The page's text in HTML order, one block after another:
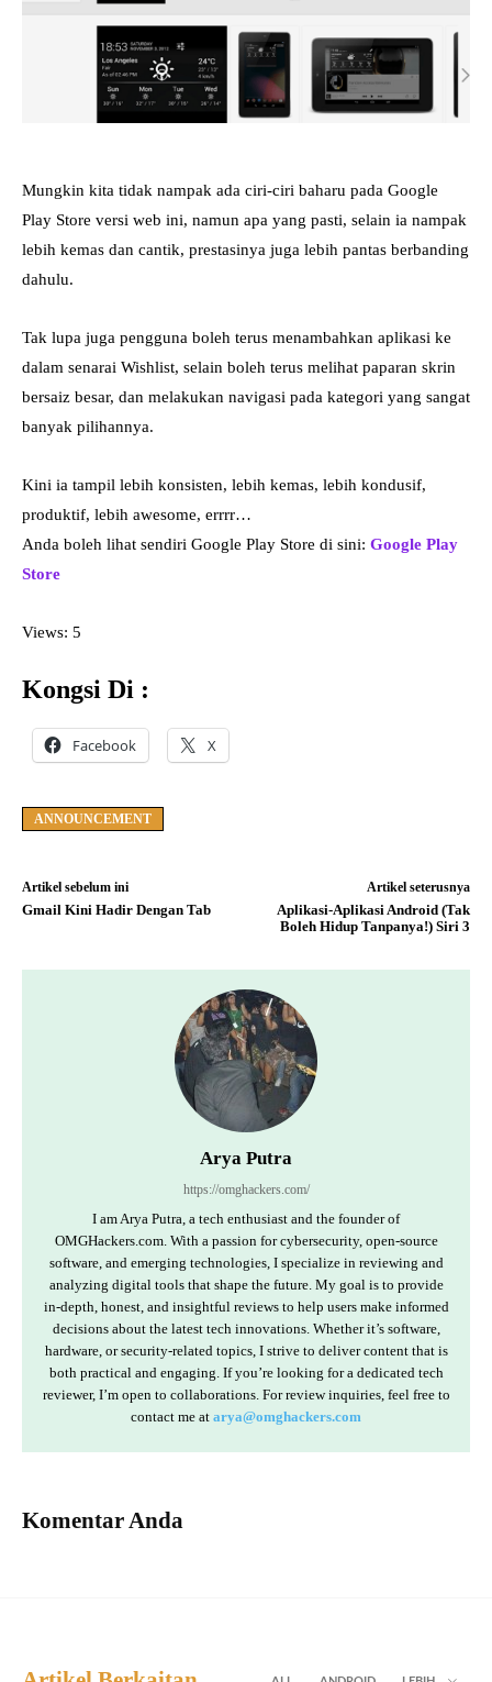
Mungkin kita tidak nampak ada ciri-ciri baharu pada Google
Play Store versi web ini, namun apa yang pasti, selain ia nampak
lebih kemas dan cantik, prestasinya juga lebih pantas berbanding
dahulu.
Tak lupa juga pengguna boleh terus menambahkan aplikasi ke
dalam senarai Wishlist, selain boleh terus melihat paparan skrin
bersaiz besar, dan melakukan navigasi pada kategori yang sangat
banyak pilihannya.
Kini ia tampil lebih konsisten, lebih kemas, lebih kondusif,
produktif, lebih awesome, errrr…
Anda boleh lihat sendiri Google Play Store di sini: Google Play
Store
Views: 5
Kongsi Di :
Facebook X
ANNOUNCEMENT
Artikel sebelum ini
Gmail Kini Hadir Dengan Tab
Artikel seterusnya
Aplikasi-Aplikasi Android (Tak
Boleh Hidup Tanpanya!) Siri 3
Arya Putra
https://omghackers.com/
I am Arya Putra, a tech enthusiast and the founder of
OMGHackers.com. With a passion for cybersecurity, open-source
software, and emerging technologies, I specialize in reviewing and
analyzing digital tools that shape the future. My goal is to provide
in-depth, honest, and insightful reviews to help users make informed
decisions about the latest tech innovations. Whether it’s software,
hardware, or security-related topics, I strive to deliver content that is
both practical and engaging. If you’re looking for a dedicated tech
reviewer, I’m open to collaborations. For review inquiries, feel free to
contact me at arya@omghackers.com
Komentar Anda